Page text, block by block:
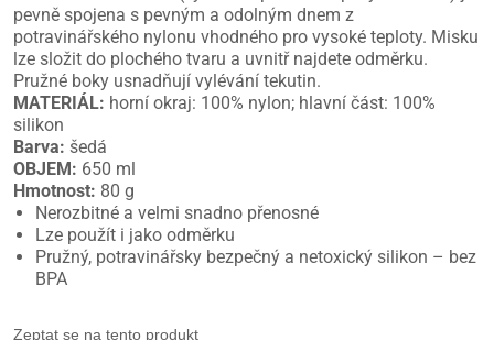
pevně spojena s pevným a odolným dnem z
potravinářského nylonu vhodného pro vysoké teploty. Misku
lze složit do plochého tvaru a uvnitř najdete odměrku.
Pružné boky usnadňují vylévání tekutin.
MATERIÁL: horní okraj: 100% nylon; hlavní část: 100%
silikon
Barva: šedá
OBJEM: 650 ml
Hmotnost: 80 g
Nerozbitné a velmi snadno přenosné
Lze použít i jako odměrku
Pružný, potravinářsky bezpečný a netoxický silikon – bez
BPA
Zeptat se na tento produkt